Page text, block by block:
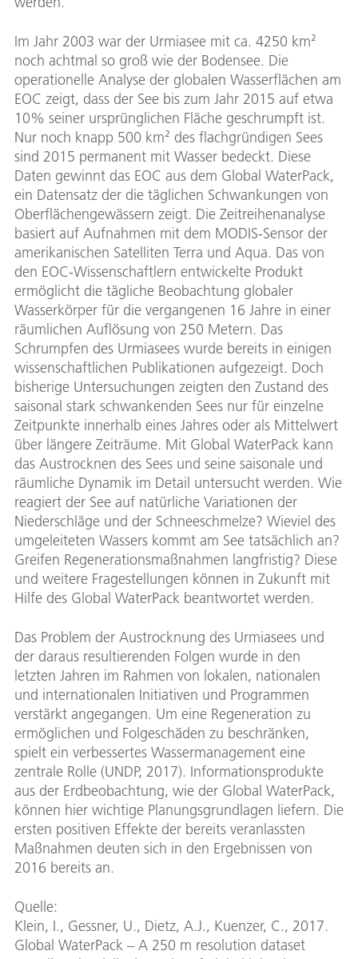
Im Jahr 2003 war der Urmiasee mit ca. 4250 km²
noch achtmal so groß wie der Bodensee. Die
operationelle Analyse der globalen Wasserflächen am
EOC zeigt, dass der See bis zum Jahr 2015 auf etwa
10% seiner ursprünglichen Fläche geschrumpft ist.
Nur noch knapp 500 km² des flachgründigen Sees
sind 2015 permanent mit Wasser bedeckt. Diese
Daten gewinnt das EOC aus dem Global WaterPack,
ein Datensatz der die täglichen Schwankungen von
Oberflächengewässern zeigt. Die Zeitreihenanalyse
basiert auf Aufnahmen mit dem MODIS-Sensor der
amerikanischen Satelliten Terra und Aqua. Das von
den EOC-Wissenschaftlern entwickelte Produkt
ermöglicht die tägliche Beobachtung globaler
Wasserkörper für die vergangenen 16 Jahre in einer
räumlichen Auflösung von 250 Metern. Das
Schrumpfen des Urmiasees wurde bereits in einigen
wissenschaftlichen Publikationen aufgezeigt. Doch
bisherige Untersuchungen zeigten den Zustand des
saisonal stark schwankenden Sees nur für einzelne
Zeitpunkte innerhalb eines Jahres oder als Mittelwert
über längere Zeiträume. Mit Global WaterPack kann
das Austrocknen des Sees und seine saisonale und
räumliche Dynamik im Detail untersucht werden. Wie
reagiert der See auf natürliche Variationen der
Niederschläge und der Schneeschmelze? Wieviel des
umgeleiteten Wassers kommt am See tatsächlich an?
Greifen Regenerationsmaßnahmen langfristig? Diese
und weitere Fragestellungen können in Zukunft mit
Hilfe des Global WaterPack beantwortet werden.
Das Problem der Austrocknung des Urmiasees und
der daraus resultierenden Folgen wurde in den
letzten Jahren im Rahmen von lokalen, nationalen
und internationalen Initiativen und Programmen
verstärkt angegangen. Um eine Regeneration zu
ermöglichen und Folgeschäden zu beschränken,
spielt ein verbessertes Wassermanagement eine
zentrale Rolle (UNDP, 2017). Informationsprodukte
aus der Erdbeobachtung, wie der Global WaterPack,
können hier wichtige Planungsgrundlagen liefern. Die
ersten positiven Effekte der bereits veranlassten
Maßnahmen deuten sich in den Ergebnissen von
2016 bereits an.
Quelle:
Klein, I., Gessner, U., Dietz, A.J., Kuenzer, C., 2017.
Global WaterPack – A 250 m resolution dataset